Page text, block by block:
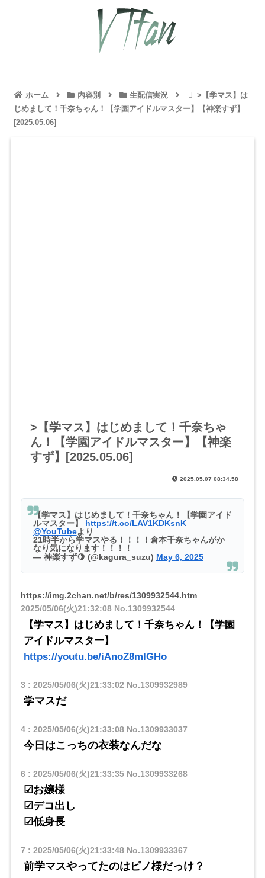
ホーム 内容別 生配信実況
>【学マス】は
じめまして！千奈ちゃん！【学園アイドルマスター】【神楽すず】
[2025.05.06]
>【学マス】はじめまして！千奈ちゃ
ん！【学園アイドルマスター】【神楽
すず】[2025.05.06]
2025.05.07 08:34.58
【学マス】はじめまして！千奈ちゃん！【学園アイド
ルマスター】 https://t.co/LAV1KDKsnK
@YouTubeより
21時半から学マスやる！！！！倉本千奈ちゃんがか
なり気になります！！！！
— 神楽すず🍋 (@kagura_suzu) May 6, 2025
https://img.2chan.net/b/res/1309932544.htm
2025/05/06(火)21:32:08No.1309932544
【学マス】はじめまして！千奈ちゃん！【学園
アイドルマスター】
https://youtu.be/iAnoZ8mIGHo
3 : 2025/05/06(火)21:33:02 No.1309932989
学マスだ
4: 2025/05/06(火)21:33:08No.1309933037
今日はこっちの衣装なんだな
6 : 2025/05/06(火)21:33:35No.1309933268
☑お嬢様
☑デコ出し
☑低身長
7 : 2025/05/06(火)21:33:48No.1309933367
前学マスやってたのはピノ様だっけ？